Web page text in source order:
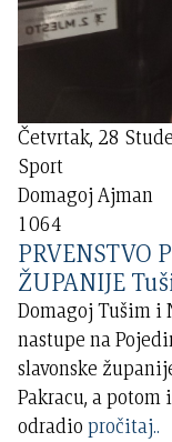
Četvrtak, 28
Sport
Domagoj Ajman
1064
PRVENSTVO
ŽUPANIJE
Domagoj Tušim
nastupe na
slavonske
Pakracu, a
odradiopročitaj..